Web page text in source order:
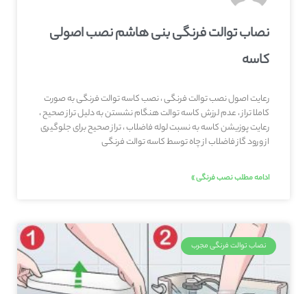
نصاب توالت فرنگی بنی هاشم نصب اصولی
کاسه
رعایت اصول نصب توالت فرنگی ، نصب کاسه توالت فرنگی به صورت
کاملا تراز ، عدم لرزش کاسه توالت هنگام نشستن به دلیل تراز صحیح ،
رعایت پوزیشن کاسه به نسبت لوله فاضلاب ، تراز صحیح برای جلوگیری
از ورود گاز فاضلاب از چاه توسط کاسه توالت فرنگی
ادامه مطلب نصب فرنگی »
نصاب توالت فرنگی مجرب